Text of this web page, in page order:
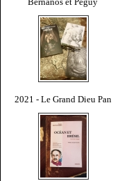
2021 - Le Grand Dieu Pan